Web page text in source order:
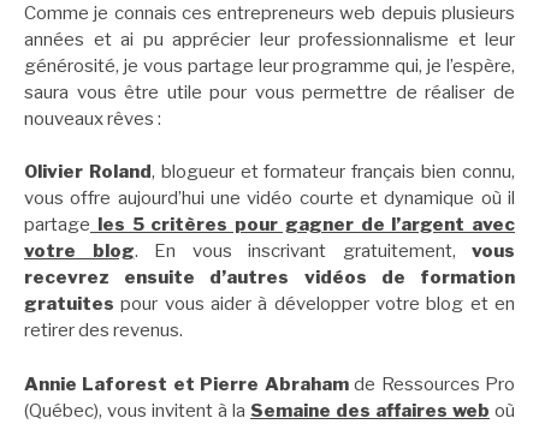
Comme je connais ces entrepreneurs web depuis plusieurs
années et ai pu apprécier leur professionnalisme et leur
générosité, je vous partage leur programme qui, je l’espère,
saura vous être utile pour vous permettre de réaliser de
nouveaux rêves :
Olivier Roland, blogueur et formateur français bien connu,
vous offre aujourd’hui une vidéo courte et dynamique où il
partage les 5 critères pour gagner de l’argent avec
votre blog. En vous inscrivant gratuitement, vous
recevrez ensuite d’autres vidéos de formation
gratuites pour vous aider à développer votre blog et en
retirer des revenus.
Annie Laforest et Pierre Abrahamde Ressources Pro
(Québec), vous invitent à la Semaine des affaires web où